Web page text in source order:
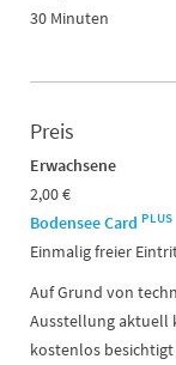
30 Minuten
Preis
Erwachsene
2,00 €
Bodensee Card PLUS
Einmalig freier
Auf Grund von
Ausstellung aktuell
kostenlos